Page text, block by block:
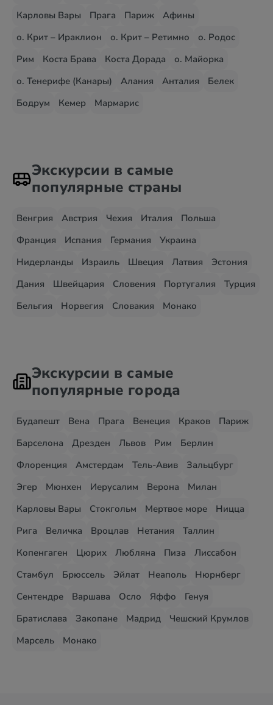
Карловы Вары
Прага Париж
Афины
о. Крит – Ираклион
о. Крит – Ретимно
о. Родос
Рим
Коста Брава Коста Дорада
о. Майорка
о. Тенерифе (Канары)
Алания Анталия
Белек
Бодрум
Кемер Мармарис
Экскурсии в самые
популярные страны
Венгрия Австрия Чехия Италия
Польша
Франция
Испания Германия
Украина
Нидерланды
Израиль Швеция Латвия
Эстония
Дания
Швейцария Словения Португалия
Турция
Бельгия
Норвегия Словакия Монако
Экскурсии в самые
популярные города
Будапешт Вена Прага Венеция Краков
Париж
Барселона
Дрезден Львов Рим
Берлин
Флоренция
Амстердам Тель-Авив
Зальцбург
Эгер
Мюнхен Иерусалим Верона
Милан
Карловы Вары
Стокгольм Мертвое море
Ницца
Рига
Величка Вроцлав Нетания
Таллин
Копенгаген
Цюрих Любляна Пиза
Лиссабон
Стамбул
Брюссель Эйлат Неаполь
Нюрнберг
Сентендре
Варшава Осло Яффо
Генуя
Братислава
Закопане Мадрид
Чешский Крумлов
Марсель
Монако